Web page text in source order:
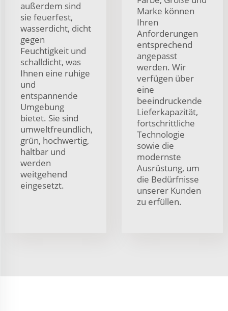
außerdem sind
sie feuerfest,
wasserdicht, dicht
gegen
Feuchtigkeit und
schalldicht, was
Ihnen eine ruhige
und
entspannende
Umgebung
bietet. Sie sind
umweltfreundlich,
grün, hochwertig,
haltbar und
werden
weitgehend
eingesetzt.
Marke können
Ihren
Anforderungen
entsprechend
angepasst
werden. Wir
verfügen über
eine
beeindruckende
Lieferkapazität,
fortschrittliche
Technologie
sowie die
modernste
Ausrüstung, um
die Bedürfnisse
unserer Kunden
zu erfüllen.